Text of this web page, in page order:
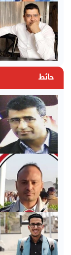
حائط